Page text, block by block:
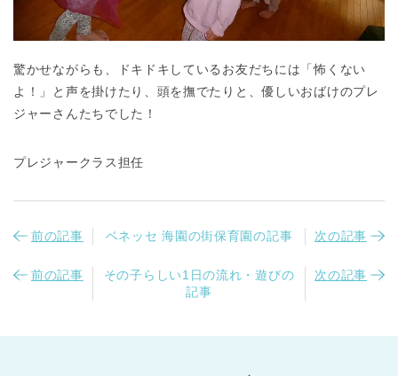
驚かせながらも、ドキドキしているお友だちには「怖くない
よ！」と声を掛けたり、頭を撫でたりと、優しいおばけのプレ
ジャーさんたちでした！
プレジャークラス担任
前の記事 ベネッセ 海園の街保育園の記事 次の記事
前の記事
その子らしい1日の流れ・遊びの
記事
次の記事